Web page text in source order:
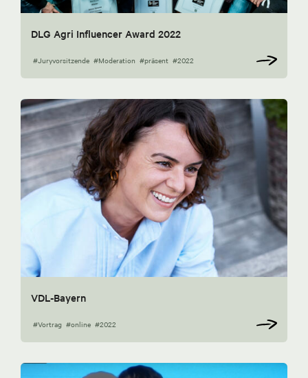
DLG Agri Influencer Award 2022
#Juryvorsitzende #Moderation #präsent #2022
VDL-Bayern
#Vortrag #online #2022